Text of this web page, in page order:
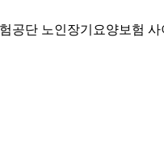
공단 노인장기요양보험